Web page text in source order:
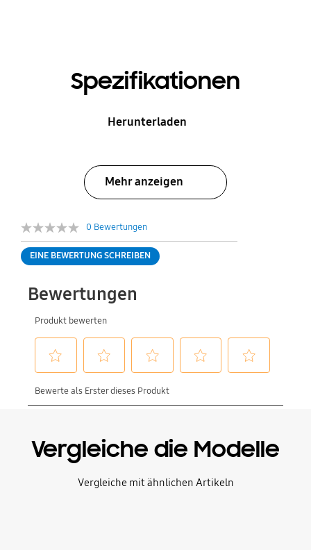
Spezifikationen
Herunterladen
Mehr anzeigen
0 Bewertungen
EINE BEWERTUNG SCHREIBEN
Vergleiche die Modelle
Vergleiche mit ähnlichen Artikeln